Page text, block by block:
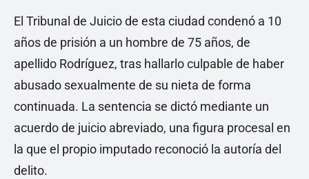
El Tribunal de Juicio de esta ciudad condenó a 10
años de prisión a un hombre de 75 años, de
apellido Rodríguez, tras hallarlo culpable de haber
abusado sexualmente de su nieta de forma
continuada. La sentencia se dictó mediante un
acuerdo de juicio abreviado, una figura procesal en
la que el propio imputado reconoció la autoría del
delito.